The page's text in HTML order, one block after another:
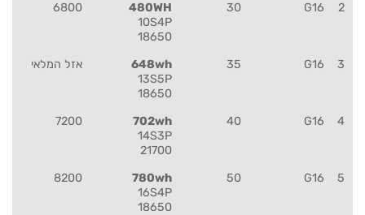
2
G16
30
480WH
10S4P
18650
6800
3
G16
35
648wh
13S5P
18650
אזל המלאי
4
G16
40
702wh
14S3P
21700
7200
5
G16
50
780wh
16S4P
18650
8200